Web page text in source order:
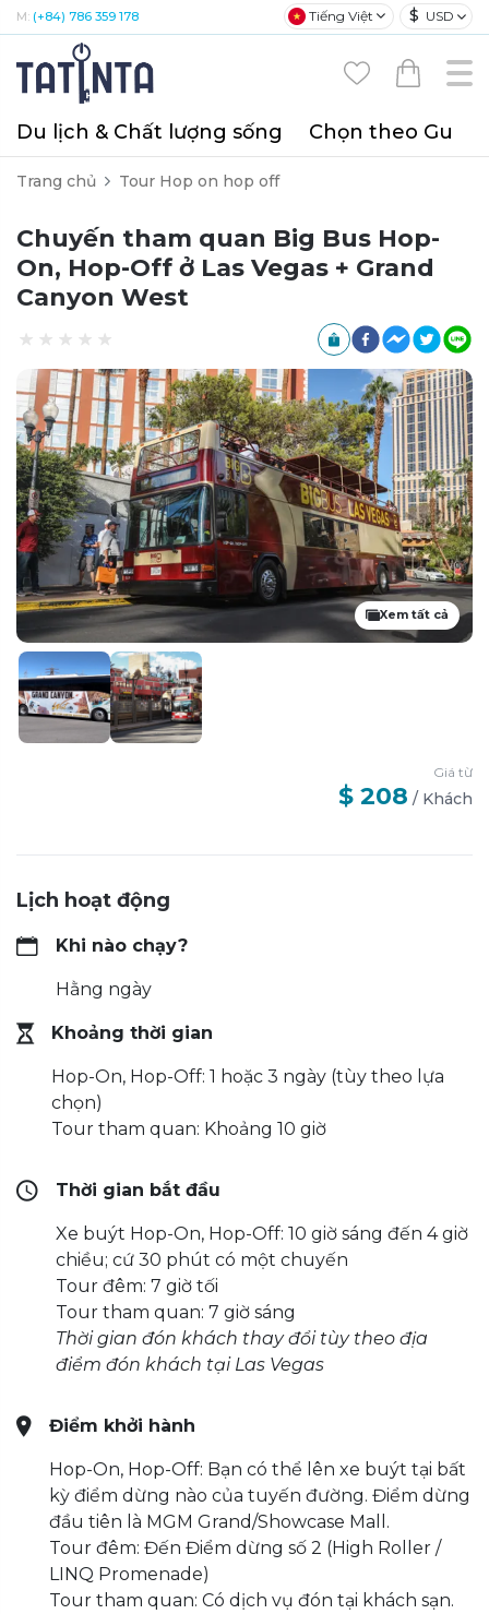
M: (+84) 786 359 178 Tiếng Việt $ USD
Du lịch & Chất lượng sống Chọn theo Gu
Trang chủ Tour Hop on hop off
Chuyến tham quan Big Bus Hop-
On, Hop-Off ở Las Vegas + Grand
Canyon West
Xem tất cả
Lịch hoạt động
Khi nào chạy?
Hằng ngày
Khoảng thời gian
Hop-On, Hop-Off: 1 hoặc 3 ngày (tùy theo lựa
chọn)
Tour tham quan: Khoảng 10 giờ
Thời gian bắt đầu
Xe buýt Hop-On, Hop-Off: 10 giờ sáng đến 4 giờ
chiều; cứ 30 phút có một chuyến
Tour đêm: 7 giờ tối
Tour tham quan: 7 giờ sáng
Thời gian đón khách thay đổi tùy theo địa
điểm đón khách tại Las Vegas
Điểm khởi hành
Hop-On, Hop-Off: Bạn có thể lên xe buýt tại bất
kỳ điểm dừng nào của tuyến đường. Điểm dừng
đầu tiên là MGM Grand/Showcase Mall.
Tour đêm: Đến Điểm dừng số 2 (High Roller /
LINQ Promenade)
Tour tham quan: Có dịch vụ đón tại khách sạn.
Giá từ
$ 208 / Khách